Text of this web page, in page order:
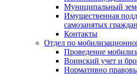
Муниципальный
Имущественная
самозанятых граждан
Контакты
Отдел по
Проведение
Воинский учет и
Нормативно